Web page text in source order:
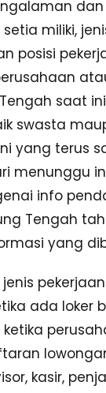
miliki,
posisi
saat
swasta
yang terus
menunggu
info
Tengah
yang
ada loker
kasir,